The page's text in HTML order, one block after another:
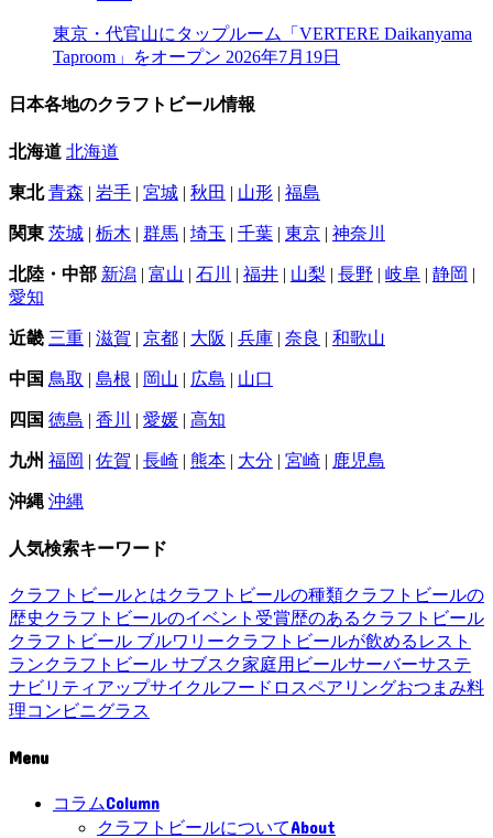
東京・代官山にタップルーム「VERTERE Daikanyama
Taproom」をオープン 2026年7月19日
日本各地のクラフトビール情報
北海道 北海道
東北 青森 | 岩手 | 宮城 | 秋田 | 山形 | 福島
関東 茨城 | 栃木 | 群馬 | 埼玉 | 千葉 | 東京 | 神奈川
北陸・中部 新潟 | 富山 | 石川 | 福井 | 山梨 | 長野 | 岐阜 | 静岡 |
愛知
近畿 三重 | 滋賀 | 京都 | 大阪 | 兵庫 | 奈良 | 和歌山
中国 鳥取 | 島根 | 岡山 | 広島 | 山口
四国 徳島 | 香川 | 愛媛 | 高知
九州 福岡 | 佐賀 | 長崎 | 熊本 | 大分 | 宮崎 | 鹿児島
沖縄 沖縄
人気検索キーワード
クラフトビールとはクラフトビールの種類クラフトビールの
歴史 クラフトビールのイベント 受賞歴のあるクラフトビール
クラフトビール ブルワリークラフトビールが飲めるレスト
ランクラフトビール サブスク家庭用ビールサーバーサステ
ナビリティ アップサイクルフードロスペアリングおつまみ料
理コンビニグラス
Menu
コラムColumn
クラフトビールについてAbout